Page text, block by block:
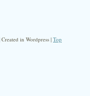
in Wordpress | Top